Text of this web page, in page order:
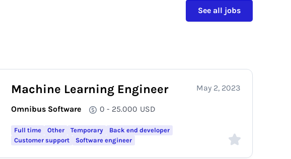
See all jobs
Machine Learning Engineer May 2, 2023
Omnibus Software 0 - 25.000 USD
Full time Other Temporary
Back end developer
Customer support
Software engineer